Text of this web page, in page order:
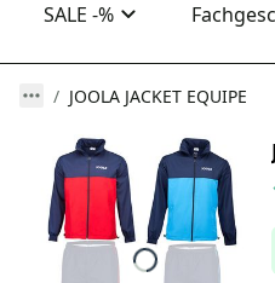
SALE -%
JOOLA JACKET EQUIPE